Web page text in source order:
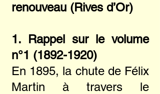
renouveau (Rives d’Or)
1. Rappel sur le volume
n°1 (1892-1920)
En 1895, la chute de Félix
Martin à travers le